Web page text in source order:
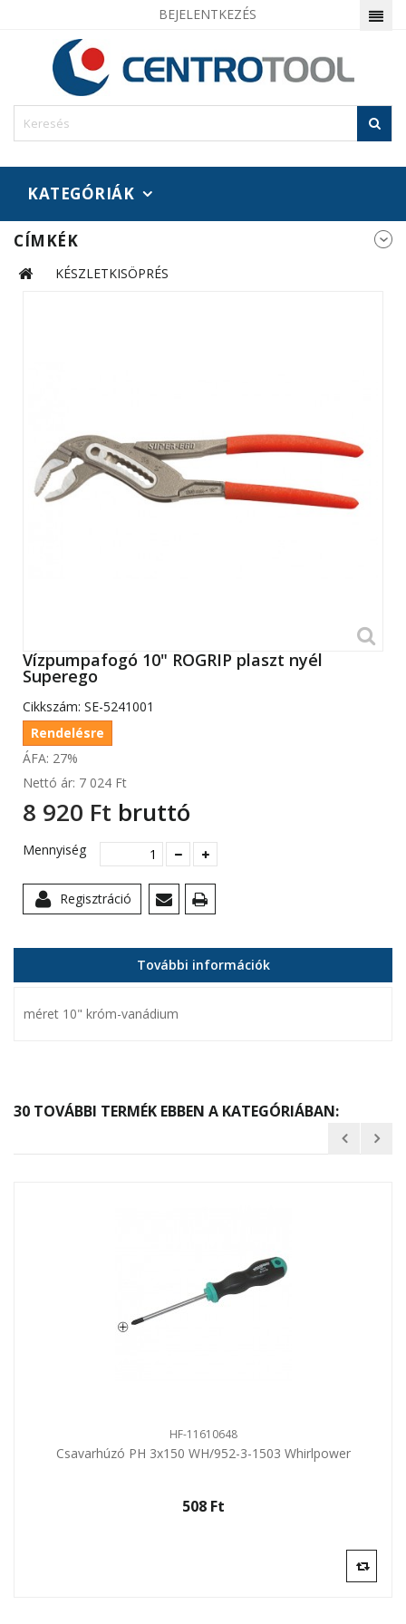
BEJELENTKEZÉS
KATEGÓRIÁK
CÍMKÉK
KÉSZLETKISÖPRÉS
Vízpumpafogó 10" ROGRIP plaszt nyél
Superego
Cikkszám: SE-5241001
Rendelésre
ÁFA: 27%
Nettó ár: 7 024 Ft‎
8 920 Ft‎ bruttó
Mennyiség
Regisztráció
További információk
méret 10" króm-vanádium
30 TOVÁBBI TERMÉK EBBEN A KATEGÓRIÁBAN:
HF-11610648
Csavarhúzó PH 3x150 WH/952-3-1503 Whirlpower
508 Ft‎